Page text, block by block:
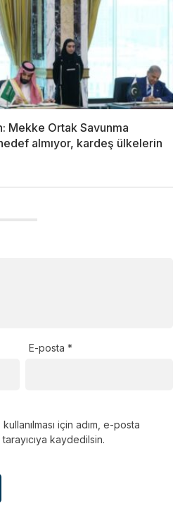
Mekke Ortak Savunma
almıyor, kardeş ülkelerin
E-posta*
için adım, e-posta
kaydedilsin.